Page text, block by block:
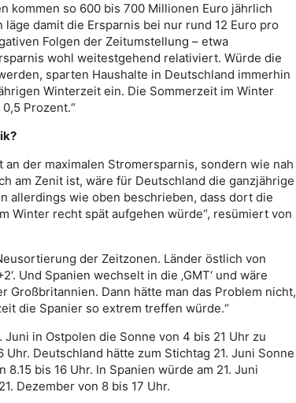
kommen so 600 bis 700 Millionen Euro jährlich
damit die Ersparnis bei nur rund 12 Euro pro
Folgen der Zeitumstellung – etwa
wohl weitestgehend relativiert. Würde die
sparten Haushalte in Deutschland immerhin
Winterzeit ein. Die Sommerzeit im Winter
Prozent.“
der maximalen Stromersparnis, sondern wie nah
am Zenit ist, wäre für Deutschland die ganzjährige
allerdings wie oben beschrieben, dass dort die
Winter recht spät aufgehen würde“, resümiert von
der Zeitzonen. Länder östlich von
Und Spanien wechselt in die ‚GMT‘ und wäre
Dann hätte man das Problem nicht,
die Spanier so extrem treffen würde.“
in Ostpolen die Sonne von 4 bis 21 Uhr zu
Deutschland hätte zum Stichtag 21. Juni Sonne
bis 16 Uhr. In Spanien würde am 21. Juni
Dezember von 8 bis 17 Uhr.